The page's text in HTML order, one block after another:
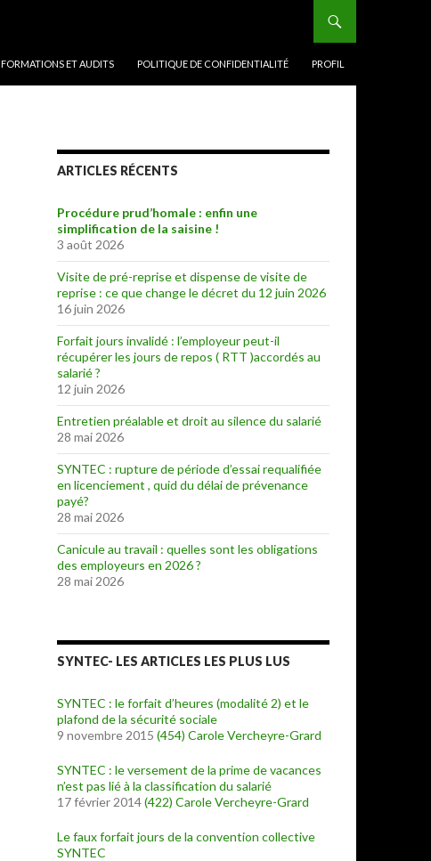
FORMATIONS ET AUDITS POLITIQUE DE CONFIDENTIALITÉ PROFIL
ARTICLES RÉCENTS
Procédure prud’homale : enfin une
simplification de la saisine !
3 août 2026
Visite de pré-reprise et dispense de visite de
reprise : ce que change le décret du 12 juin 2026
16 juin 2026
Forfait jours invalidé : l’employeur peut-il
récupérer les jours de repos ( RTT )accordés au
salarié ?
12 juin 2026
Entretien préalable et droit au silence du salarié
28 mai 2026
SYNTEC : rupture de période d’essai requalifiée
en licenciement , quid du délai de prévenance
payé?
28 mai 2026
Canicule au travail : quelles sont les obligations
des employeurs en 2026 ?
28 mai 2026
SYNTEC- LES ARTICLES LES PLUS LUS
SYNTEC : le forfait d’heures (modalité 2) et le
plafond de la sécurité sociale
9 novembre 2015 (454) Carole Vercheyre-Grard
SYNTEC : le versement de la prime de vacances
n’est pas lié à la classification du salarié
17 février 2014(422) Carole Vercheyre-Grard
Le faux forfait jours de la convention collective
SYNTEC